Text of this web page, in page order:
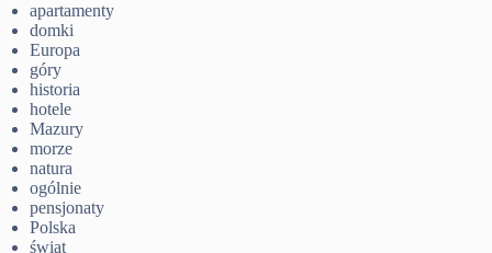
apartamenty
domki
Europa
góry
historia
hotele
Mazury
morze
natura
ogólnie
pensjonaty
Polska
świat